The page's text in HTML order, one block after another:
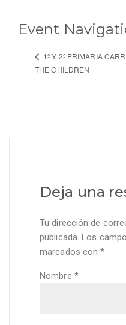
Event
1º Y 2º PRIMARIA
THE CHILDREN
Deja una
Tu dirección de
publicada. Los
marcados con*
Nombre *